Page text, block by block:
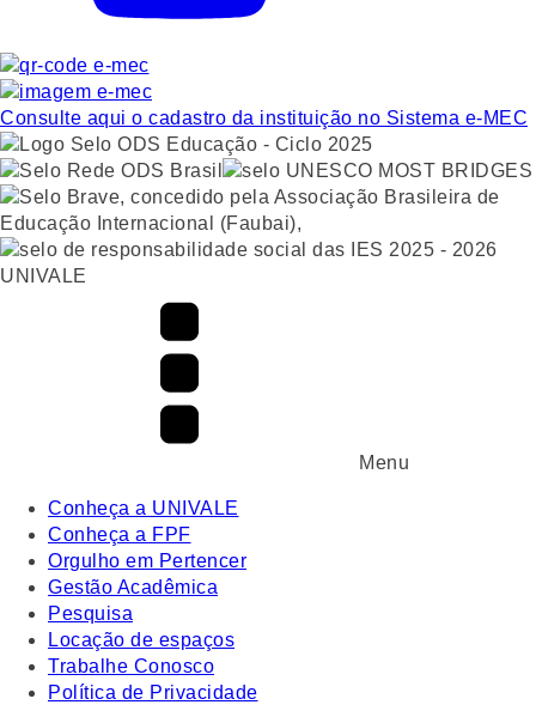
Consulte aqui o cadastro da instituição no Sistema e-MEC
UNIVALE
Menu
Conheça a UNIVALE
Conheça a FPF
Orgulho em Pertencer
Gestão Acadêmica
Pesquisa
Locação de espaços
Trabalhe Conosco
Política de Privacidade